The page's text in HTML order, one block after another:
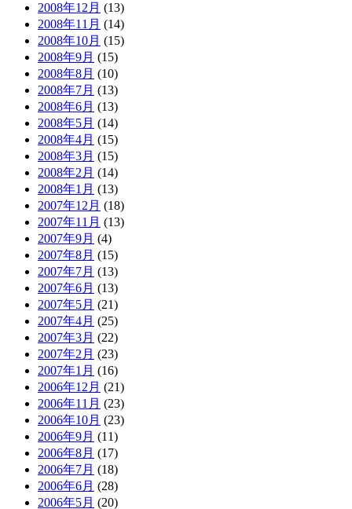
2008年12月 (13)
2008年11月 (14)
2008年10月 (15)
2008年9月 (15)
2008年8月 (10)
2008年7月 (13)
2008年6月 (13)
2008年5月 (14)
2008年4月 (15)
2008年3月 (15)
2008年2月 (14)
2008年1月 (13)
2007年12月 (18)
2007年11月 (13)
2007年9月 (4)
2007年8月 (15)
2007年7月 (13)
2007年6月 (13)
2007年5月 (21)
2007年4月 (25)
2007年3月 (22)
2007年2月 (23)
2007年1月 (16)
2006年12月 (21)
2006年11月 (23)
2006年10月 (23)
2006年9月 (11)
2006年8月 (17)
2006年7月 (18)
2006年6月 (28)
2006年5月 (20)